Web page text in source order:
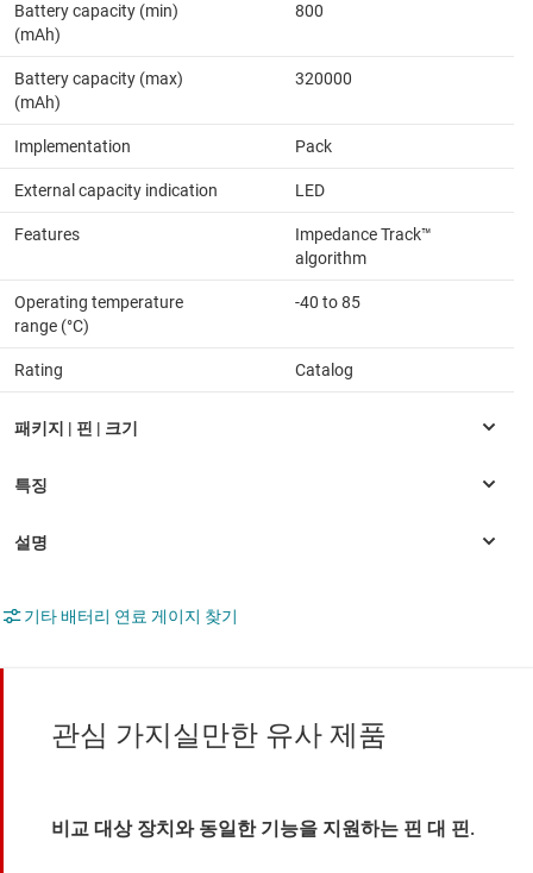
Battery capacity (min)
(mAh)
800
Battery capacity (max)
(mAh)
320000
Implementation Pack
External capacity indication LED
Features
Impedance Track™
algorithm
Operating temperature
range (°C)
-40 to 85
Rating Catalog
기타 배터리 연료 게이지 찾기
관심 가지실만한 유사 제품
비교 대상 장치와 동일한 기능을 지원하는 핀 대 핀.